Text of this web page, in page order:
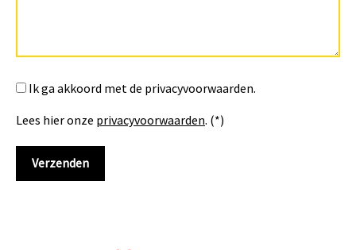
Ik ga akkoord met de privacyvoorwaarden.
Lees hier onze privacyvoorwaarden. (*)